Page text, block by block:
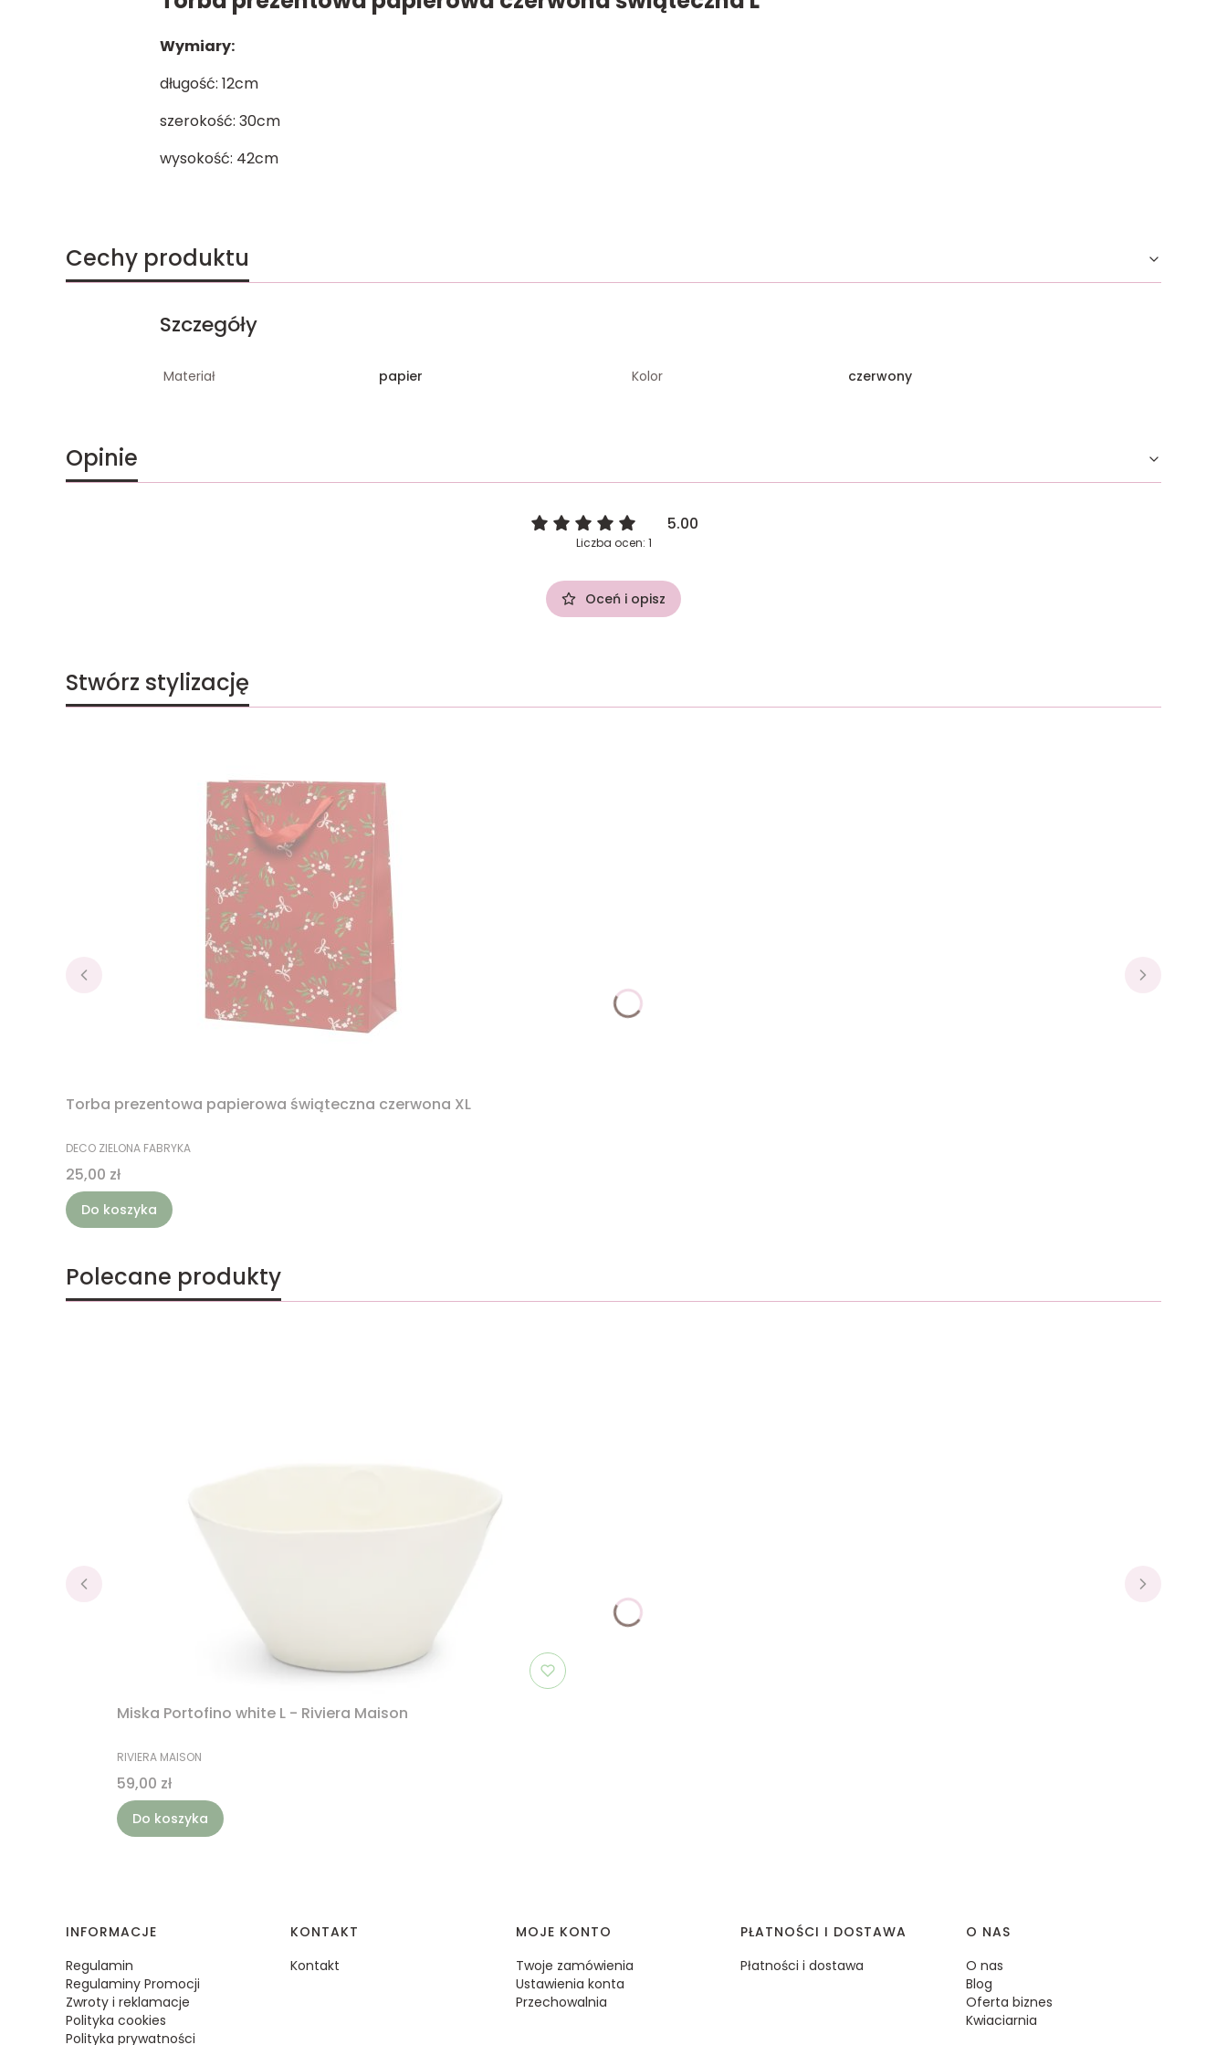
Wymiary:
długość: 12cm
szerokość: 30cm
wysokość: 42cm
Cechy produktu
Szczegóły
Materiał papier Kolor czerwony
Opinie
5.00
Liczba ocen: 1
Oceń i opisz
Stwórz stylizację
Torba prezentowa papierowa świąteczna czerwona XL
PRODUCENT
DECO ZIELONA FABRYKA
Cena
25,00 zł
Do koszyka
Polecane produkty
Miska Portofino white L - Riviera Maison
PRODUCENT
RIVIERA MAISON
Cena
59,00 zł
Do koszyka
Linki w stopce
INFORMACJE
Regulamin
Regulaminy Promocji
Zwroty i reklamacje
Polityka cookies
Polityka prywatności
KONTAKT
Kontakt
MOJE KONTO
Twoje zamówienia
Ustawienia konta
Przechowalnia
PŁATNOŚCI I DOSTAWA
Płatności i dostawa
O NAS
O nas
Blog
Oferta biznes
Kwiaciarnia